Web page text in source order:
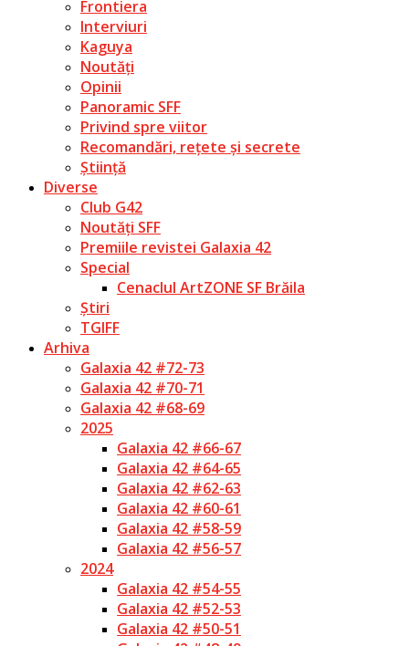
Frontiera
Interviuri
Kaguya
Noutăți
Opinii
Panoramic SFF
Privind spre viitor
Recomandări, rețete și secrete
Știință
Diverse
Club G42
Noutăți SFF
Premiile revistei Galaxia 42
Special
Cenaclul ArtZONE SF Brăila
Știri
TGIFF
Arhiva
Galaxia 42 #72-73
Galaxia 42 #70-71
Galaxia 42 #68-69
2025
Galaxia 42 #66-67
Galaxia 42 #64-65
Galaxia 42 #62-63
Galaxia 42 #60-61
Galaxia 42 #58-59
Galaxia 42 #56-57
2024
Galaxia 42 #54-55
Galaxia 42 #52-53
Galaxia 42 #50-51